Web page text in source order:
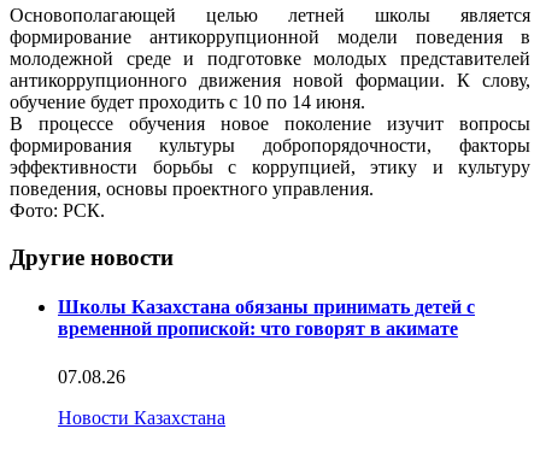
Основополагающей целью летней школы является
формирование антикоррупционной модели поведения в
молодежной среде и подготовке молодых представителей
антикоррупционного движения новой формации. К слову,
обучение будет проходить с 10 по 14 июня.
В процессе обучения новое поколение изучит вопросы
формирования культуры добропорядочности, факторы
эффективности борьбы с коррупцией, этику и культуру
поведения, основы проектного управления.
Фото: РСК.
Другие новости
Школы Казахстана обязаны принимать детей с
временной пропиской: что говорят в акимате
07.08.26
Новости Казахстана